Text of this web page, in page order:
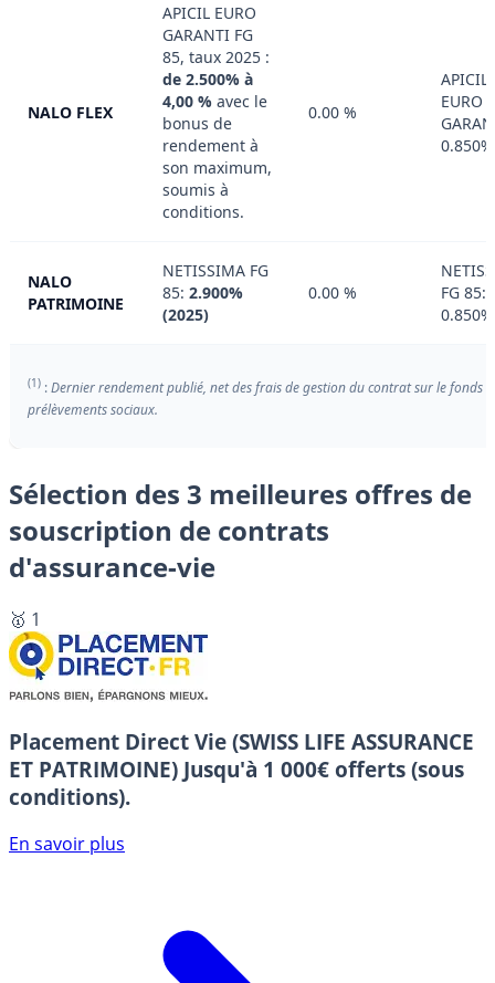
NALO FLEX
APICIL EURO
GARANTI FG
85, taux 2025 :
de 2.500% à
4,00 % avec le
bonus de
rendement à
son maximum,
soumis à
conditions.
0.00 %
APICIL
EURO
0.850%
NALO
PATRIMOINE
NETISSIMA FG
85: 2.900%
(2025)
0.00 %
FG 85:
0.850%
(1) :Dernier rendement publié, net des frais de gestion du contrat sur le fonds
prélèvements sociaux.
Sélection des 3 meilleures offres de
souscription de contrats
d'assurance-vie
🥇 1
Placement Direct Vie (SWISS LIFE ASSURANCE
ET PATRIMOINE) Jusqu'à 1 000€ offerts (sous
conditions).
En savoir plus